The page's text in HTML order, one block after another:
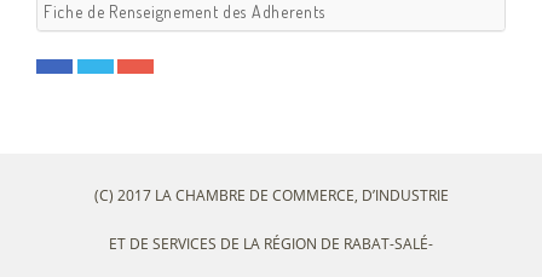
Fiche de Renseignement des Adherents
(C) 2017 LA CHAMBRE DE COMMERCE, D’INDUSTRIE
ET DE SERVICES DE LA RÉGION DE RABAT-SALÉ-